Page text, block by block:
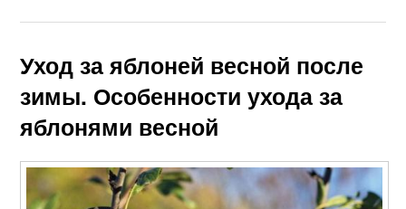
Уход за яблоней весной после
зимы. Особенности ухода за
яблонями весной